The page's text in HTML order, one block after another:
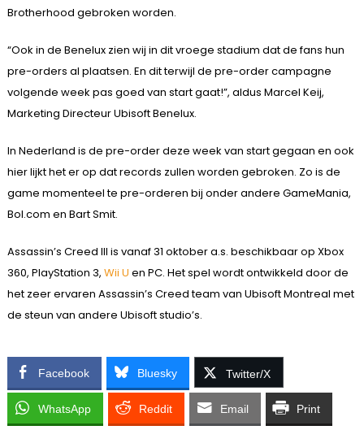
Brotherhood gebroken worden.
“Ook in de Benelux zien wij in dit vroege stadium dat de fans hun
pre-orders al plaatsen. En dit terwijl de pre-order campagne
volgende week pas goed van start gaat!”, aldus Marcel Keij,
Marketing Directeur Ubisoft Benelux.
In Nederland is de pre-order deze week van start gegaan en ook
hier lijkt het er op dat records zullen worden gebroken. Zo is de
game momenteel te pre-orderen bij onder andere GameMania,
Bol.com en Bart Smit.
Assassin’s Creed III is vanaf 31 oktober a.s. beschikbaar op Xbox
360, PlayStation 3, Wii U en PC. Het spel wordt ontwikkeld door de
het zeer ervaren Assassin’s Creed team van Ubisoft Montreal met
de steun van andere Ubisoft studio’s.
Facebook Bluesky Twitter/X
WhatsApp Reddit Email Print